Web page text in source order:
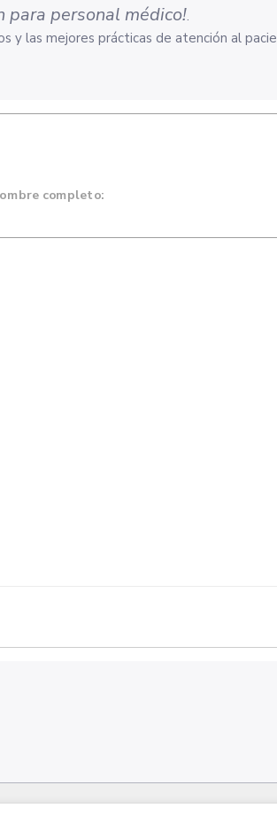
para personal médico!.
y las mejores prácticas de atención al
completo: